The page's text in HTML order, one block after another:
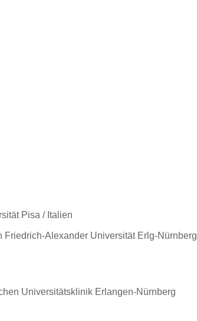
Pisa / Italien
Friedrich-Alexander Universität Erlg-Nürnberg
Universitätsklinik Erlangen-Nürnberg